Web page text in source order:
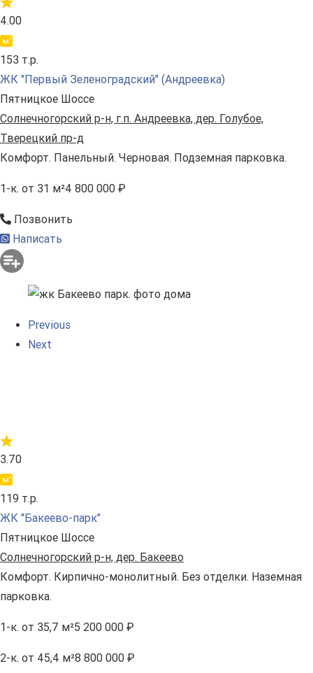
4.00
153 т.р.
ЖК "Первый Зеленоградский" (Андреевка)
Пятницкое Шоссе
Солнечногорский р-н, г.п. Андреевка, дер. Голубое,
Тверецкий пр-д
Комфорт. Панельный. Черновая. Подземная парковка.
1-к. от 31 м²4 800 000 ₽
Позвонить
Написать
Previous
Next
3.70
119 т.р.
ЖК "Бакеево-парк"
Пятницкое Шоссе
Солнечногорский р-н, дер. Бакеево
Комфорт. Кирпично-монолитный. Без отделки. Наземная
парковка.
1-к. от 35,7 м²5 200 000 ₽
2-к. от 45,4 м²8 800 000 ₽